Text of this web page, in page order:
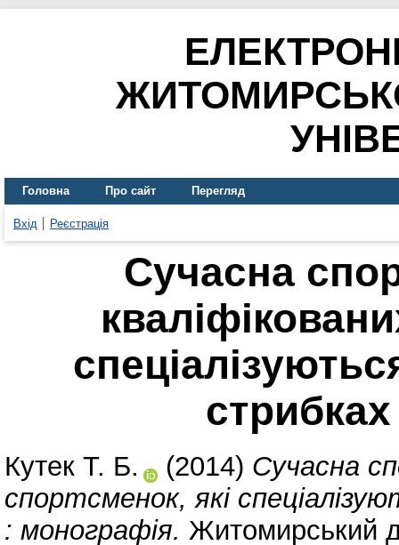
Головна Про сайт Перегляд
Вхід Реєстрація
Сучасна
Кутек Т. Б. (2014) Сучасна
спортсменок, які
: монографія. Житомирський